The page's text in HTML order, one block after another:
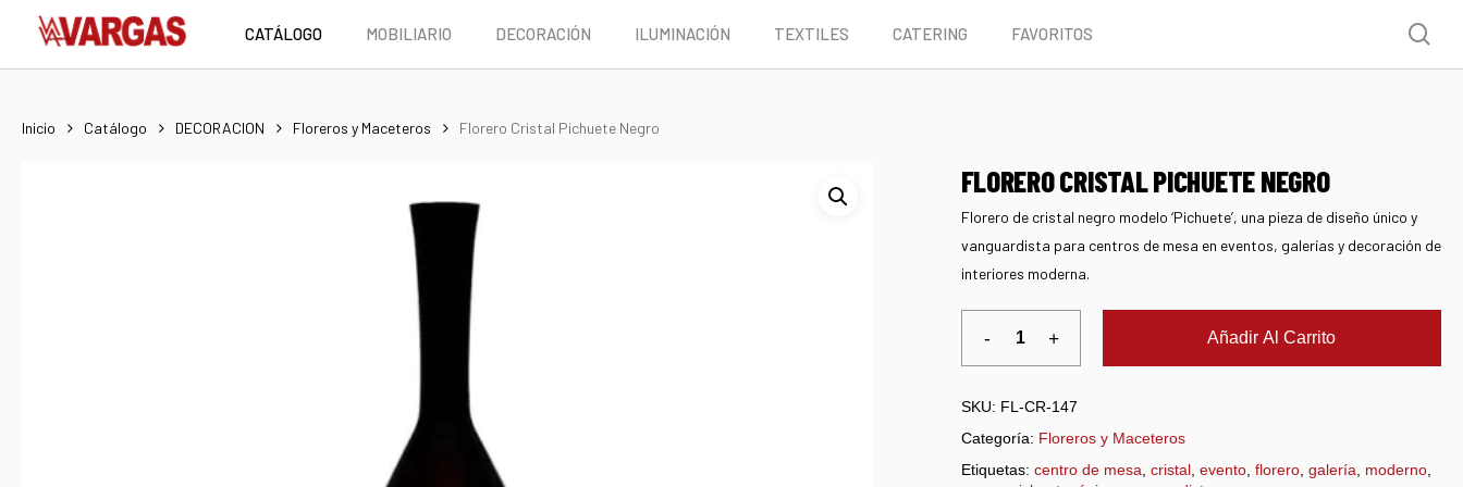
main
CATÁLOGO MOBILIARIO DECORACIÓN ILUMINACIÓN TEXTILES CATERING FAVORITOS
Inicio Catálogo DECORACION Floreros y Maceteros Florero Cristal Pichuete Negro
FLORERO CRISTAL PICHUETE NEGRO
Florero de cristal negro modelo ‘Pichuete’, una pieza de diseño único y
vanguardista para centros de mesa en eventos, galerías y decoración de
interiores moderna.
Añadir Al Carrito
SKU: FL-CR-147
Categoría: Floreros y Maceteros
Etiquetas: centro de mesa cristal, evento, florero, galería moderno,